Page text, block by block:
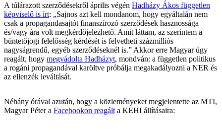
A túlárazott szerződésekről április végén Hadházy Ákos független
képviselő is írt: „Sajnos azt kell mondanom, hogy egyáltalán nem
csak a propagandasajtót finanszírozó szerződések hasznossága
és/vagy ára volt megkérdőjelezhető. Amit láttam, az szerintem a
büntetőjogi felelősség kérdését is felvetheti százmilliós
nagyságrendű, egyéb szerződéseknél is.” Akkor erre Magyar úgy
reagált, hogy megvádolta Hadházyt, mondván: a független politikus
a rogáni propagandával karöltve próbálja megakadályozni a NER és
az ellenzék leváltását.
Néhány órával azután, hogy a közleményeket megjelentette az MTI,
Magyar Péter a Facebookon reagált a KEHI állításaira: